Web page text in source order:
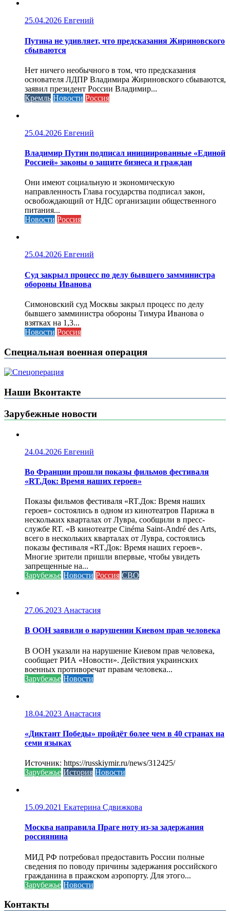
25.04.2026 Евгений
Путина не удивляет, что предсказания Жириновского
сбываются
Нет ничего необычного в том, что предсказания
основателя ЛДПР Владимира Жириновского сбываются,
заявил президент России Владимир...
Кремль Новости Россия
25.04.2026 Евгений
Владимир Путин подписал инициированные «Единой
Россией» законы о защите бизнеса и граждан
Они имеют социальную и экономическую
направленность Глава государства подписал закон,
освобождающий от НДС организации общественного
питания...
Новости Россия
25.04.2026 Евгений
Cуд закрыл процесс по делу бывшего замминистра
обороны Иванова
Симоновский суд Москвы закрыл процесс по делу
бывшего замминистра обороны Тимура Иванова о
взятках на 1,3...
Новости Россия
Специальная военная операция
Наши Вконтакте
Зарубежные новости
24.04.2026 Евгений
Во Франции прошли показы фильмов фестиваля
«RT.Док: Время наших героев»
Показы фильмов фестиваля «RT.Док: Время наших
героев» состоялись в одном из кинотеатров Парижа в
нескольких кварталах от Лувра, сообщили в пресс-
службе RT. «В кинотеатре Cinéma Saint-André des Arts,
всего в нескольких кварталах от Лувра, состоялись
показы фестиваля «RT.Док: Время наших героев».
Многие зрители пришли впервые, чтобы увидеть
запрещенные на...
Зарубежье Новости Россия СВО
27.06.2023 Анастасия
В ООН заявили о нарушении Киевом прав человека
В ООН указали на нарушение Киевом прав человека,
сообщает РИА «Новости». Действия украинских
военных противоречат правам человека...
Зарубежье Новости
18.04.2023 Анастасия
«Диктант Победы» пройдёт более чем в 40 странах на
семи языках
Источник: https://russkiymir.ru/news/312425/
Зарубежье История Новости
15.09.2021 Екатерина Сдвижкова
Москва направила Праге ноту из-за задержания
россиянина
МИД РФ потребовал предоставить России полные
сведения по поводу причины задержания российского
гражданина в пражском аэропорту. Для этого...
Зарубежье Новости
Контакты